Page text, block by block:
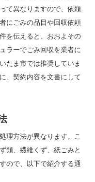
て異なりますので、依頼
にごみの品目や回収依頼
を伝えると、おおよその
ラーでごみ回収を業者に
たま市では推奨していま
、契約内容を文書にして
理方法が異なります。こ
類、繊維くず、紙ごみと
ので、以下で紹介する通